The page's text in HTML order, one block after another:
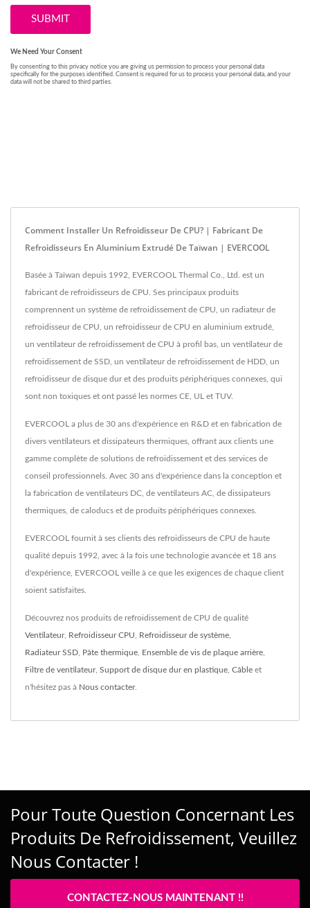
Comment Installer Un Refroidisseur De CPU? | Fabricant De
Refroidisseurs En Aluminium Extrudé De Taïwan | EVERCOOL
Basée à Taïwan depuis 1992, EVERCOOL Thermal Co., Ltd. est un
fabricant de refroidisseurs de CPU. Ses principaux produits
comprennent un système de refroidissement de CPU, un radiateur de
refroidisseur de CPU, un refroidisseur de CPU en aluminium extrudé,
un ventilateur de refroidissement de CPU à profil bas, un ventilateur de
refroidissement de SSD, un ventilateur de refroidissement de HDD, un
refroidisseur de disque dur et des produits périphériques connexes, qui
sont non toxiques et ont passé les normes CE, UL et TUV.
EVERCOOL a plus de 30 ans d'expérience en R&D et en fabrication de
divers ventilateurs et dissipateurs thermiques, offrant aux clients une
gamme complète de solutions de refroidissement et des services de
conseil professionnels. Avec 30 ans d'expérience dans la conception et
la fabrication de ventilateurs DC, de ventilateurs AC, de dissipateurs
thermiques, de caloducs et de produits périphériques connexes.
EVERCOOL fournit à ses clients des refroidisseurs de CPU de haute
qualité depuis 1992, avec à la fois une technologie avancée et 18 ans
d'expérience, EVERCOOL veille à ce que les exigences de chaque client
soient satisfaites.
Découvrez nos produits de refroidissement de CPU de qualité
Ventilateur, Refroidisseur CPU Refroidisseur de système
Radiateur SSD Pâte thermique Ensemble de vis de plaque arrière
Filtre de ventilateur, Support de disque dur en plastique Câble et
n'hésitez pas à Nous contacter.
Pour Toute Question Concernant Les
Produits De Refroidissement, Veuillez
Nous Contacter !
CONTACTEZ-NOUS MAINTENANT !!